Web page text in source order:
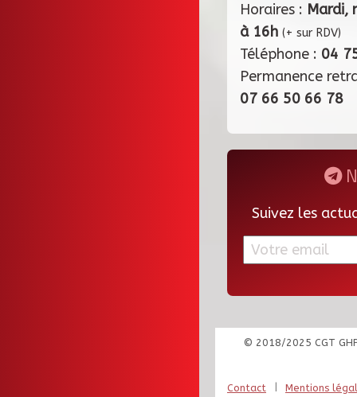
Horaires : Mardi,
à 16h (+ sur RDV)
Téléphone : 04
Permanence
07 66 50 66 78
Suivez les
© 2018/2025 CGT
Contact Mentions